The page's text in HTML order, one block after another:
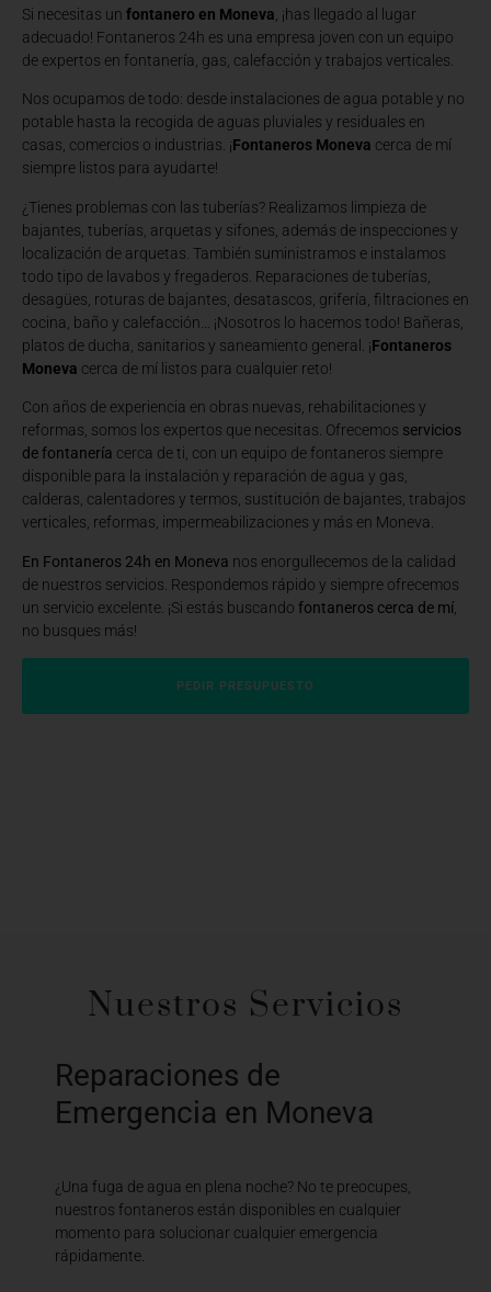
Si necesitas un fontanero en Moneva , ¡has llegado al lugar
adecuado! Fontaneros 24h es una empresa joven con un equipo
de expertos en fontanería, gas, calefacción y trabajos verticales.
Nos ocupamos de todo: desde instalaciones de agua potable y no
potable hasta la recogida de aguas pluviales y residuales en
casas, comercios o industrias. ¡Fontaneros Moneva cerca de mí
siempre listos para ayudarte!
¿Tienes problemas con las tuberías? Realizamos limpieza de
bajantes, tuberías, arquetas y sifones, además de inspecciones y
localización de arquetas. También suministramos e instalamos
todo tipo de lavabos y fregaderos. Reparaciones de tuberías,
desagües, roturas de bajantes, desatascos, grifería, filtraciones en
cocina, baño y calefacción… ¡Nosotros lo hacemos todo! Bañeras,
platos de ducha, sanitarios y saneamiento general. ¡Fontaneros
Moneva cerca de mí listos para cualquier reto!
Con años de experiencia en obras nuevas, rehabilitaciones y
reformas, somos los expertos que necesitas. Ofrecemos servicios
de fontanería cerca de ti, con un equipo de fontaneros siempre
disponible para la instalación y reparación de agua y gas,
calderas, calentadores y termos, sustitución de bajantes, trabajos
verticales, reformas, impermeabilizaciones y más en Moneva.
En Fontaneros 24h en Moneva nos enorgullecemos de la calidad
de nuestros servicios. Respondemos rápido y siempre ofrecemos
un servicio excelente. ¡Si estás buscando fontaneros cerca de mí
no busques más!
PEDIR PRESUPUESTO
Nuestros Servicios
Reparaciones de
Emergencia en Moneva
¿Una fuga de agua en plena noche? No te preocupes,
nuestros fontaneros están disponibles en cualquier
momento para solucionar cualquier emergencia
rápidamente.